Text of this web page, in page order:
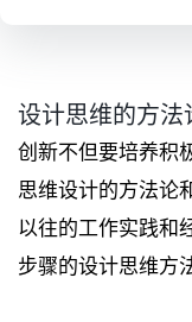
设计思维的方法
创新不但要培养积
思维设计的方法论
以往的工作实践和
步骤的设计思维方